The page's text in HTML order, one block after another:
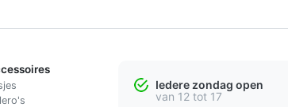
Iedere zondag open
van 12 tot 17